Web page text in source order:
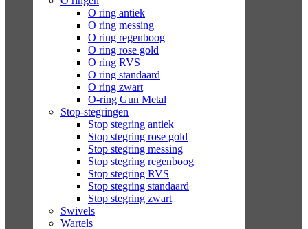
O ring antiek
O ring messing
O ring regenboog
O ring rose gold
O ring RVS
O ring standaard
O ring zwart
O-ring Gun Metal
Stop-stegringen
Stop stegring antiek
Stop stegring rose gold
Stop stegring messing
Stop stegring regenboog
Stop stegring RVS
Stop stegring standaard
Stop stegring zwart
Swivels
Wartels